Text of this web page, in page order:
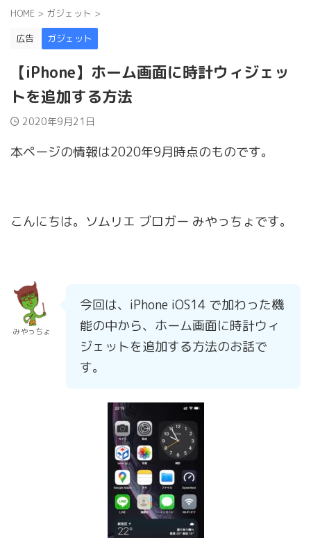
HOME > ガジェット >
広告
ガジェット
【iPhone】ホーム画面に時計ウィジェッ
トを追加する方法
2020年9月21日
本ページの情報は2020年9月時点のものです。
こんにちは。ソムリエ ブロガー みやっちょです。
みやっちょ
今回は、iPhone iOS14 で加わった機
能の中から、ホーム画面に時計ウィ
ジェットを追加する方法のお話で
す。